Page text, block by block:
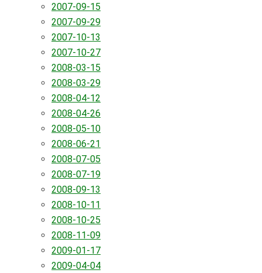
2007-09-15
2007-09-29
2007-10-13
2007-10-27
2008-03-15
2008-03-29
2008-04-12
2008-04-26
2008-05-10
2008-06-21
2008-07-05
2008-07-19
2008-09-13
2008-10-11
2008-10-25
2008-11-09
2009-01-17
2009-04-04